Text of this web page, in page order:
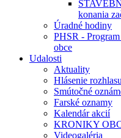
konania
Úradné hodiny
PHSR -
obce
Udalosti
Aktuality
Hlásenie rozhlasu
Smútočné
Farské oznamy
Kalendár akcií
KRONIKY
Videogaléria